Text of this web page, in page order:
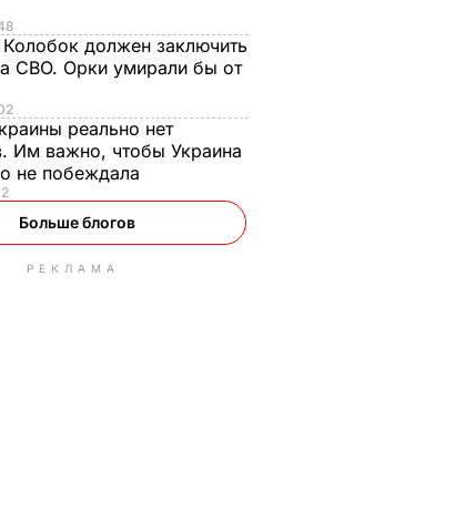
Колобок должен заключить
СВО. Орки умирали бы от
реально нет
Им важно, чтобы Украина
не побеждала
Больше блогов
РЕКЛАМА